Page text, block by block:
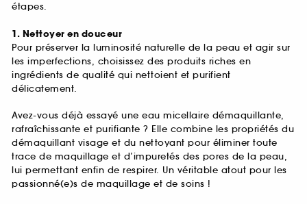
étapes.
1. Nettoyer en douceur
Pour préserver la luminosité naturelle de la peau et agir sur
les imperfections, choisissez des produits riches en
ingrédients de qualité qui nettoient et purifient
délicatement.
Avez-vous déjà essayé une eau micellaire démaquillante,
rafraîchissante et purifiante ? Elle combine les propriétés du
démaquillant visage et du nettoyant pour éliminer toute
trace de maquillage et d’impuretés des pores de la peau,
lui permettant enfin de respirer. Un véritable atout pour les
passionné(e)s de maquillage et de soins !